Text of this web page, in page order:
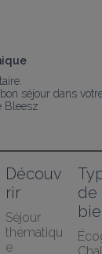
séjour dans
Bleesz
Découv
rir
Séjour
thématiqu
e
de